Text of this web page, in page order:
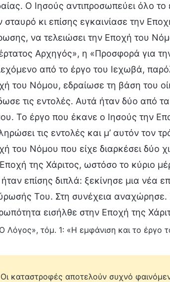
Ο Ιησούς αντιπροσωπεύει όλο
σταυρό κι επίσης εγκαινίασε την
να τελειώσει την Εποχή του
Αρχηγός», η «Προσφορά για
από το έργο του Ιεχωβά,
του Νόμου, εδραίωσε τη βάση του
τις εντολές. Αυτά ήταν δύο από
Το έργο που έκανε ο Ιησούς την
τις εντολές και μ’ αυτόν τον
του Νόμου που είχε διαρκέσει δύο
της Χάριτος, ωστόσο το κύριο
επίσης διπλά: ξεκίνησε μια νέα
Του. Στη συνέχεια αναχώρησε.
εισήλθε στην Εποχή της
Λόγος», τόμ. 1: «Η εμφάνιση και το έργο
Οι καταστροφές αποτελούν συχνό